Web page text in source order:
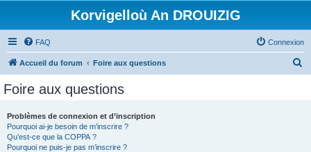
Korvigelloù An DROUIZIG
FAQ Connexion
Accueil du forum Foire aux questions
Foire aux questions
Problèmes de connexion et d’inscription
Pourquoi ai-je besoin de m’inscrire ?
Qu’est-ce que la COPPA ?
Pourquoi ne puis-je pas m’inscrire ?